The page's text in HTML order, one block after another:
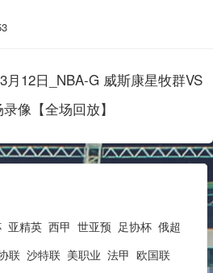
月12日_NBA-G 威斯康星牧群VS
像【全场回放】
亚精英 西甲 世亚预 足协杯 俄超
联 沙特联 美职业 法甲 欧国联